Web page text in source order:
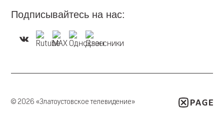
Подписывайтесь на нас:
© 2026 «Златоустовское телевидение»